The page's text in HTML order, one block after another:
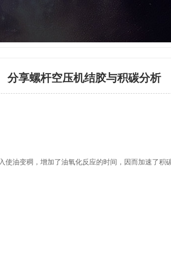
分享螺杆空压机结胶与积碳分析
油变稠，增加了油氧化反应的时间，因而加速了